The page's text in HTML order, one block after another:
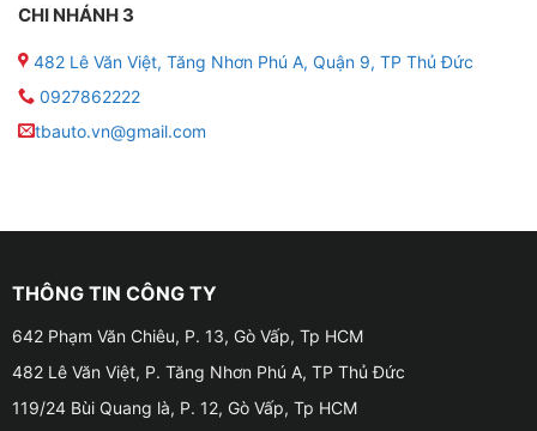
❋ OledPro X8 được trang bị tấm màn Qled có mặt trên
này có nhiều ưu điểm vượt trội hơn hẳn so với thế hệ
cũ như: hỗ trợ góc nhìn rộng hơn, tái tạo màu sắc
CHI NHÁNH 3
482 Lê Văn Việt, Tăng Nhơn Phú A, Quận 9, TP Thủ Đức
0927862222
tbauto.vn@gmail.com
THÔNG TIN CÔNG TY
642 Phạm Văn Chiêu, P. 13, Gò Vấp, Tp HCM
482 Lê Văn Việt, P. Tăng Nhơn Phú A, TP Thủ Đức
119/24 Bùi Quang là, P. 12, Gò Vấp, Tp HCM